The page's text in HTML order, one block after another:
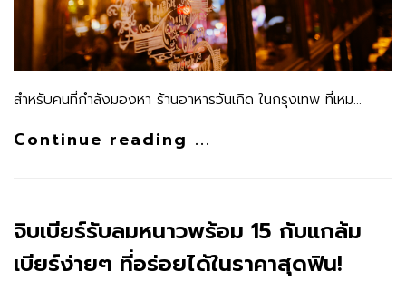
สำหรับคนที่กำลังมองหา ร้านอาหารวันเกิด ในกรุงเทพ ที่เหม…
Continue reading ...
จิบเบียร์รับลมหนาวพร้อม 15 กับแกล้ม
เบียร์ง่ายๆ ที่อร่อยได้ในราคาสุดฟิน!